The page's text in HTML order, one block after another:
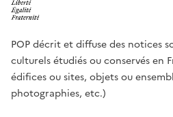
POP décrit et diffuse des notices
culturels étudiés ou conservés en
édifices ou sites, objets ou
photographies, etc.)